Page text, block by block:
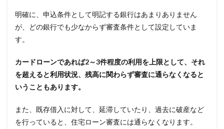
明確に、申込条件として明記する銀行はあまりありません
が、どの銀行でも少なからず審査条件として設定していま
す。
カードローンであれば2～3件程度の利用を上限として、それ
を超えると利用状況、残高に関わらず審査に通らなくなると
いうこともあります。
また、既存借入に対して、延滞していたり、過去に破産など
を行っていると、住宅ローン審査には通らなくなります。